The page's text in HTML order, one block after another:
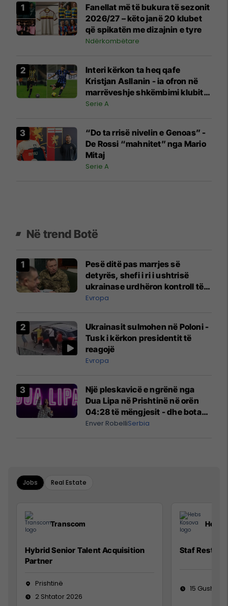
Fanellat më të bukura të sezonit
2026/27 – këto janë 20 klubet
që spikatën me dizajnin e tyre
Ndërkombëtare
Interi kërkon ta heq qafe
Kristjan Asllanin - ia ofron në
marrëveshje shkëmbimi klubit
të madh saudit
Serie A
“Do ta rrisë nivelin e Genoas” -
De Rossi “mahnitet” nga Mario
Mitaj
Serie A
Në trend Botë
Pesë ditë pas marrjes së
detyrës, shefi i ri i ushtrisë
ukrainase urdhëron kontroll të
madh
Evropa
Ukrainasit sulmohen në Poloni -
Tusk i kërkon presidentit të
reagojë
Evropa
Një pleskavicë e ngrënë nga
Dua Lipa në Prishtinë në orën
04:28 të mëngjesit - dhe bota
digjitale serbe shpall gjendjen e
Enver RobelliSerbia
Jobs Real Estate
Transcom
Hybrid Senior Talent Acquisition
Partner
Prishtinë
2 Shtator 2026
Hebs
Staf
15 Gusht